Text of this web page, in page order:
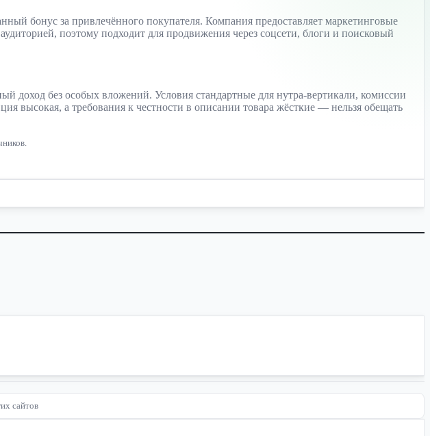
бонус за привлечённого покупателя. Компания предоставляет маркетинговые
поэтому подходит для продвижения через соцсети, блоги и поисковый
доход без особых вложений. Условия стандартные для нутра-вертикали, комиссии
высокая, а требования к честности в описании товара жёсткие — нельзя обещать
сайтов